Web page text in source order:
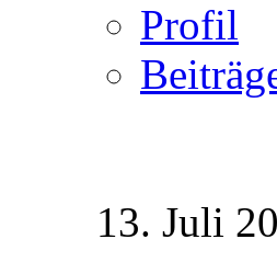
Profil
13. Juli